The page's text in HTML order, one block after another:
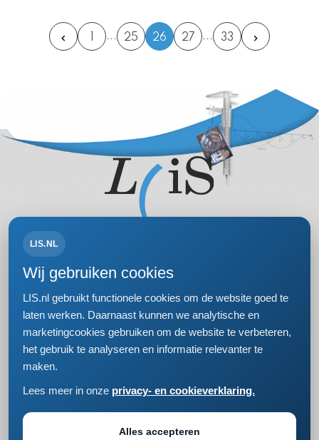
1 25 26 27 33
Volg ons op:
Bezoek- en postadres
Einsteinweg 61
2333 CC Leiden
+31 (0)71 5681168
Privacy- en cookieverklaring
Responsible disclosure
LIS.NL
Wij gebruiken cookies
LIS.nl gebruikt functionele cookies om de website goed te
laten werken. Daarnaast kunnen we analytische en
marketingcookies gebruiken om de website te verbeteren,
het gebruik te analyseren en informatie relevanter te
maken.
Lees meer in onze privacy- en cookieverklaring.
Alles accepteren